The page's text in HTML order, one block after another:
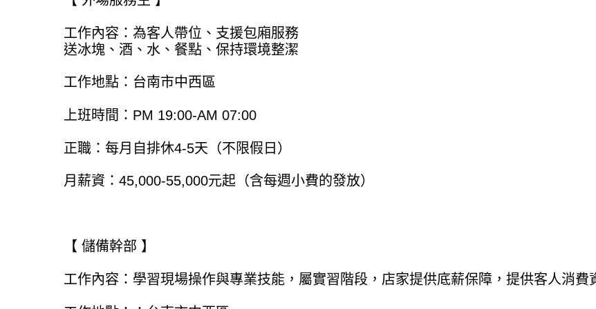
工作內容：為客人帶位、支援包廂服務
送冰塊、酒、水、餐點、保持環境整潔
工作地點：台南市中西區
上班時間：PM 19:00-AM 07:00
正職：每月自排休4-5天（不限假日）
月薪資：45,000-55,000元起（含每週小費的發放）
【 儲備幹部 】
工作內容：學習現場操作與專業技能，屬實習階段，店家提供底薪保障，提供客人消費